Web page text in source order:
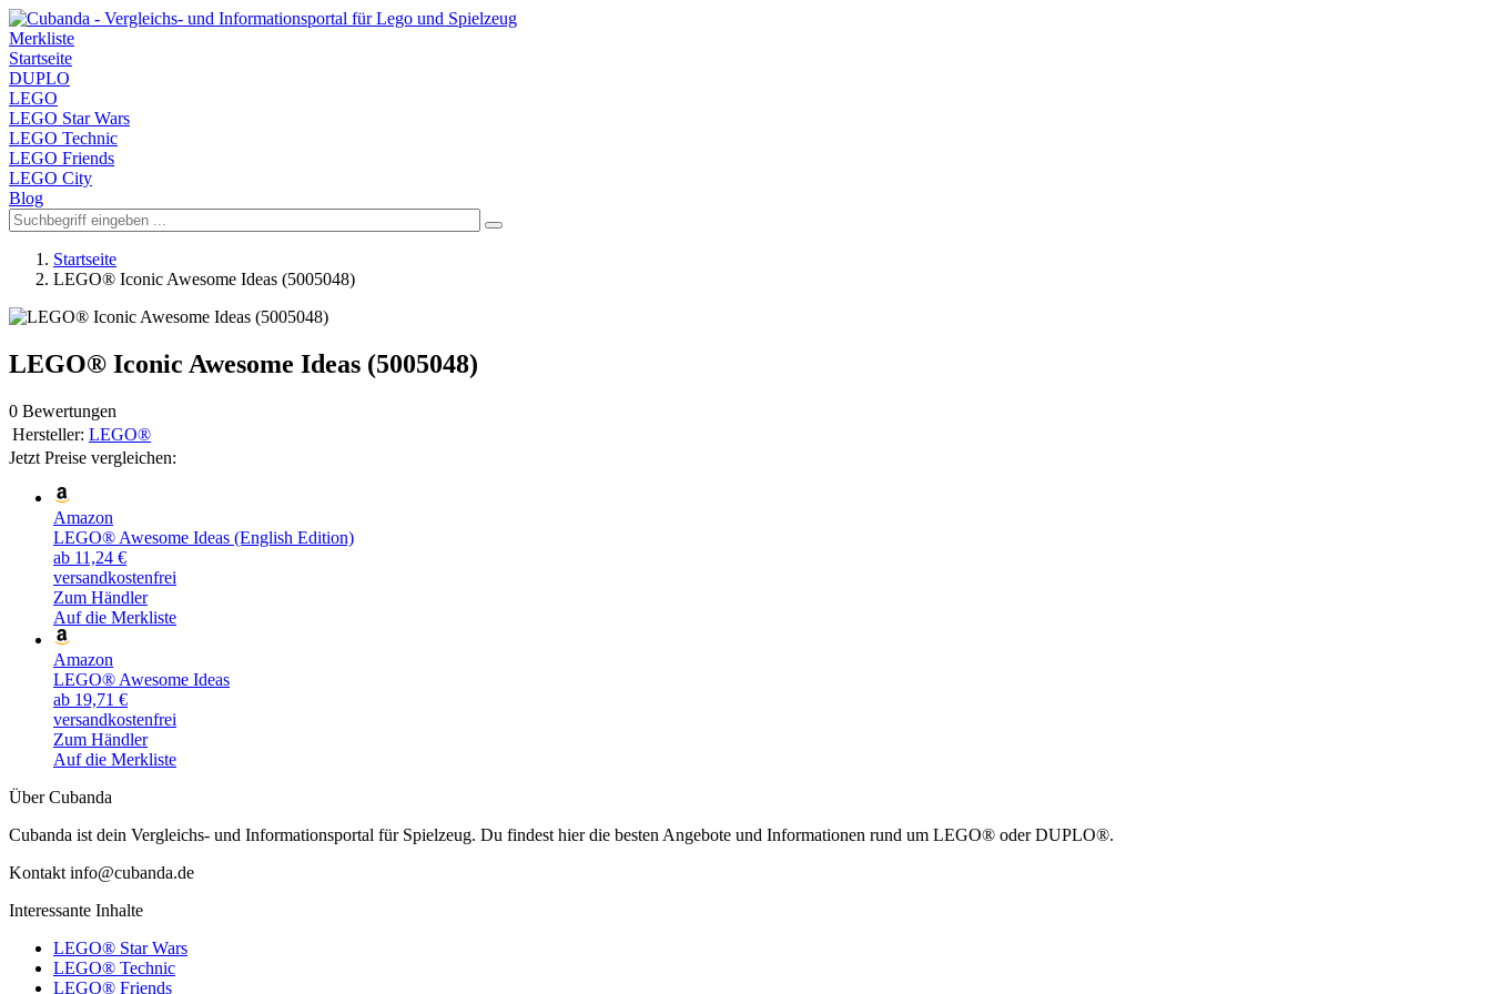
Merkliste
Startseite
DUPLO
LEGO
LEGO Star Wars
LEGO Technic
LEGO Friends
LEGO City
Blog
Startseite
LEGO® Iconic Awesome Ideas (5005048)
LEGO® Iconic Awesome Ideas (5005048)
0 Bewertungen
Hersteller: LEGO®
Jetzt Preise vergleichen:
Amazon
LEGO® Awesome Ideas (English Edition)
ab 11,24 €
versandkostenfrei
Zum Händler
Auf die Merkliste
Amazon
LEGO® Awesome Ideas
ab 19,71 €
versandkostenfrei
Zum Händler
Auf die Merkliste
Über Cubanda
Cubanda ist dein Vergleichs- und Informationsportal für Spielzeug. Du findest hier die besten Angebote und Informationen rund um LEGO® oder DUPLO®.
Kontakt info@cubanda.de
Interessante Inhalte
LEGO® Star Wars
LEGO® Technic
LEGO® Friends